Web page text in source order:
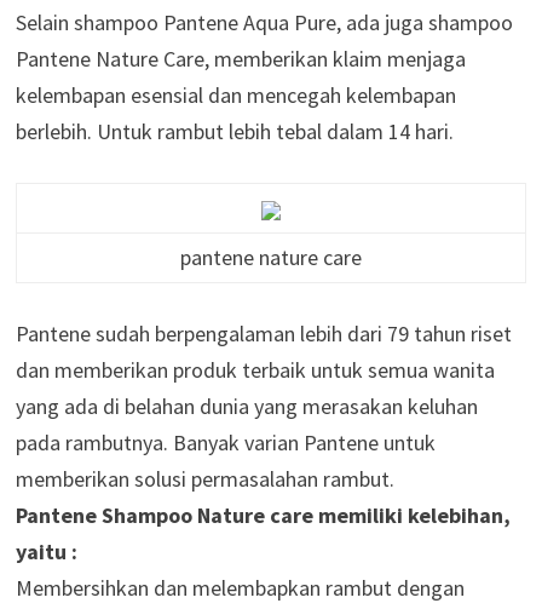
Selain shampoo Pantene Aqua Pure, ada juga shampoo
Pantene Nature Care, memberikan klaim menjaga
kelembapan esensial dan mencegah kelembapan
berlebih. Untuk rambut lebih tebal dalam 14 hari.
pantene nature care
Pantene sudah berpengalaman lebih dari 79 tahun riset
dan memberikan produk terbaik untuk semua wanita
yang ada di belahan dunia yang merasakan keluhan
pada rambutnya. Banyak varian Pantene untuk
memberikan solusi permasalahan rambut.
Pantene Shampoo Nature care memiliki kelebihan,
yaitu :
Membersihkan dan melembapkan rambut dengan